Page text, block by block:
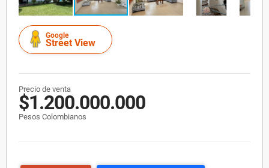
Google
Street View
Precio de venta
$1.200.000.000
Pesos Colombianos